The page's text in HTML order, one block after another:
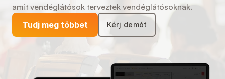
amit vendéglátósok terveztek vendéglátósoknak.
Tudj meg többet
Kérj demót